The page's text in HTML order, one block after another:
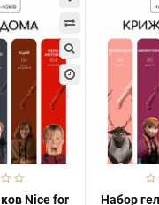
Nice for
Набор